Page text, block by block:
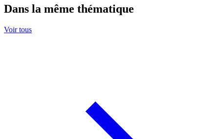
Dans la même thématique
Voir tous